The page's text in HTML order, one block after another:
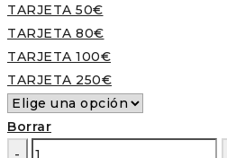
TARJETA 50€
TARJETA 80€
TARJETA 100€
TARJETA 250€
Borrar
Tarjeta